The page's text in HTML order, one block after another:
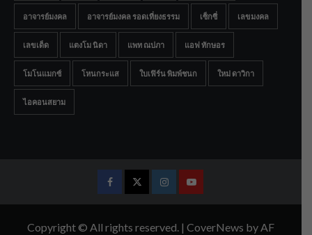
อาจารย์มงคล อาจารย์มงคล รอดเที่ยงธรรม เซ็กซี่ เลขมงคล
เลขเด็ด แตงโม นิดา แพท ณปภา แอฟ ทักษอร
โมโนแมกซ์ โหนกระแส ใบเฟิร์น พิมพ์ชนก ใหม่ ดาวิกา
ไอคอนสยาม
FacebookTwitterInstagramYoutube
Copyright © All rights reserved. | CoverNews by AF